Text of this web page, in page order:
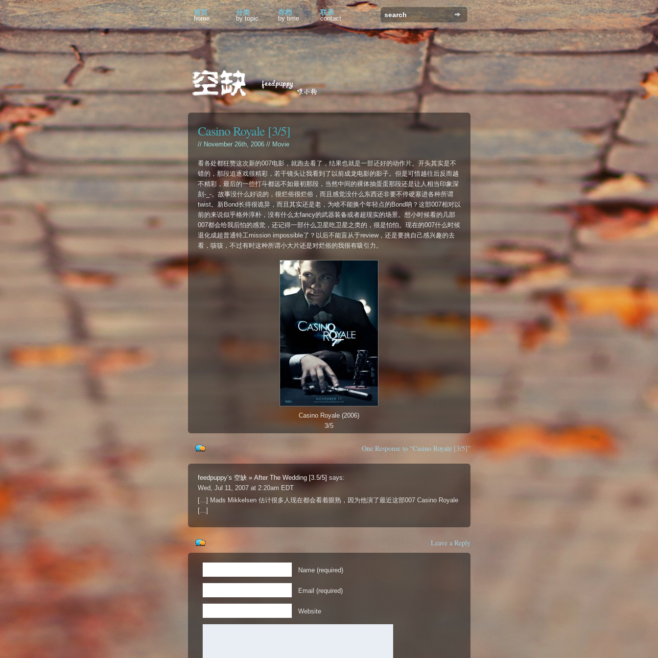
首页
home
分类
by topic
存档
by time
联系
contact
Casino Royale [3/5]
// November 26th, 2006 // Movie
看各处都狂赞这次新的007电影，就跑去看了，结果也就是一部还好的动作片。开头其实是不
错的，那段追逐戏很精彩，若干镜头让我看到了以前成龙电影的影子。但是可惜越往后反而越
不精彩，最后的一些打斗都远不如最初那段，当然中间的裸体抽蛋蛋那段还是让人相当印象深
刻-_-。故事没什么好说的，很烂俗很烂俗，而且感觉没什么东西还非要不停硬塞进各种所谓
twist。新Bond长得很诡异，而且其实还是老，为啥不能换个年轻点的Bond呐？这部007相对以
前的来说似乎格外淳朴，没有什么太fancy的武器装备或者超现实的场景。想小时候看的几部
007都会给我后怕的感觉，还记得一部什么卫星吃卫星之类的，很是怕怕。现在的007什么时候
退化成超普通特工mission impossible了？以后不能盲从于review，还是要挑自己感兴趣的去
看，咳咳，不过有时这种所谓小大片还是对烂俗的我很有吸引力。
Casino Royale (2006)
3/5
One Response to “Casino Royale [3/5]”
feedpuppy’s 空缺 » After The Wedding [3.5/5] says:
Wed, Jul 11, 2007 at 2:20am EDT
[…] Mads Mikkelsen 估计很多人现在都会看着眼熟，因为他演了最近这部007 Casino Royale
[…]
Leave a Reply
Name (required)
Email (required)
Website